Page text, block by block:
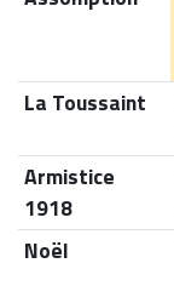
La Toussaint
Armistice
1918
Noël